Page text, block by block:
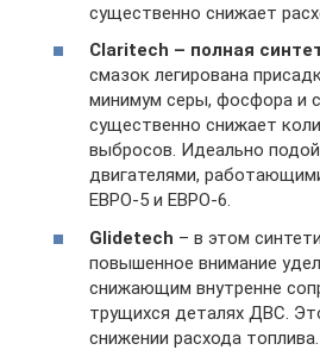
существенно снижает
Claritech – полная
смазок легирована
минимум серы, фосфора и
существенно снижает
выбросов. Идеально
двигателями,
ЕВРО-5 и ЕВРО-6.
Glidetech – в этом
повышенное внимание
снижающим внутренне
трущихся деталях ДВС.
снижении расхода топлива.